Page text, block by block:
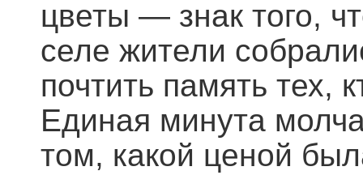
цветы — знак того,
селе жители
почтить память тех,
Единая минута
том, какой ценой